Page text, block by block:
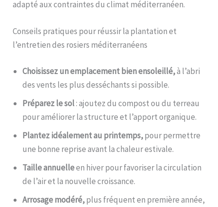
adapté aux contraintes du climat méditerranéen.
Conseils pratiques pour réussir la plantation et
l’entretien des rosiers méditerranéens
Choisissez un emplacement bien ensoleillé,à l’abri
des vents les plus desséchants si possible.
Préparez le sol: ajoutez du compost ou du terreau
pour améliorer la structure et l’apport organique.
Plantez idéalement au printemps,pour permettre
une bonne reprise avant la chaleur estivale.
Taille annuelleen hiver pour favoriser la circulation
de l’air et la nouvelle croissance.
Arrosage modéré,plus fréquent en première année,